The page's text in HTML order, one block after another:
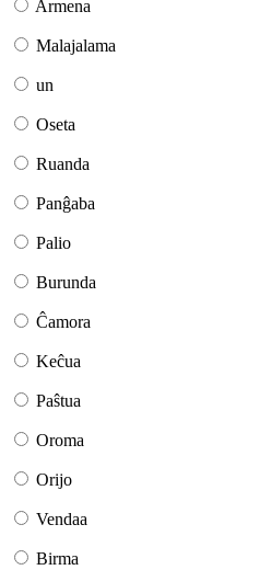
Armena
Malajalama
un
Oseta
Ruanda
Panĝaba
Palio
Burunda
Ĉamora
Keĉua
Paŝtua
Oroma
Orijo
Vendaa
Birma